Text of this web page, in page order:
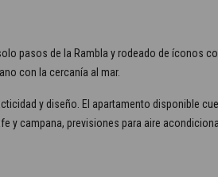
pasos de la Rambla y rodeado de íconos
con la cercanía al mar.
y diseño. El apartamento disponible
y campana, previsiones para aire